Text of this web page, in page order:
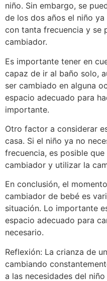
niño. Sin embargo, se
de los dos años el niño
con tanta frecuencia y se
cambiador.
Es importante tener en
capaz de ir al baño solo,
ser cambiado en alguna
espacio adecuado para
importante.
Otro factor a considerar
casa. Si el niño ya no
frecuencia, es posible
cambiador y utilizar la
En conclusión, el
cambiador de bebé es
situación. Lo importante
espacio adecuado para
necesario.
Reflexión: La crianza de
cambiando
a las necesidades del